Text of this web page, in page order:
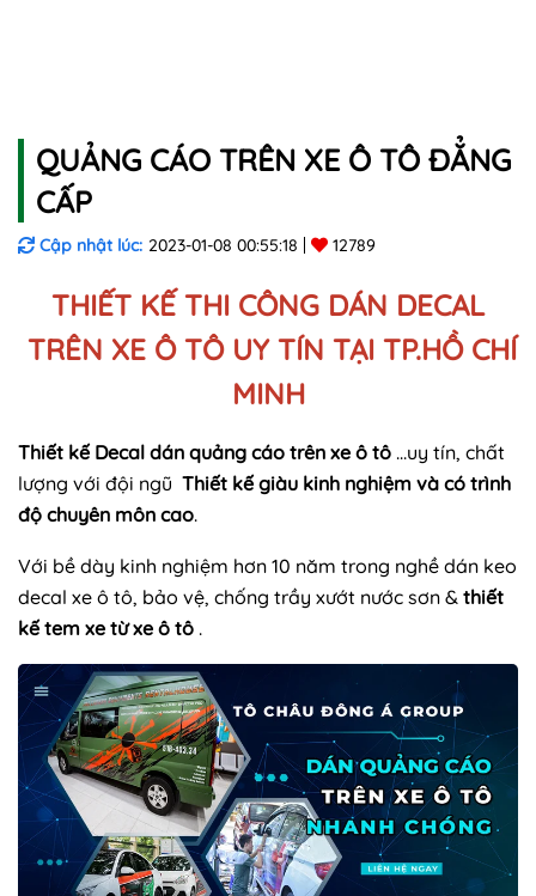
QUẢNG CÁO TRÊN XE Ô TÔ ĐẲNG
CẤP
Cập nhật lúc: 2023-01-08 00:55:18 12789
THIẾT KẾ THI CÔNG DÁN DECAL
TRÊN XE Ô TÔ UY TÍN TẠI TP.HỒ CHÍ
MINH
Thiết kế Decal dán quảng cáo trên xe ô tô ...uy tín, chất
lượng với đội ngũ Thiết kế giàu kinh nghiệm và có trình
độ chuyên môn cao.
Với bề dày kinh nghiệm hơn 10 năm trong nghề dán keo
decal xe ô tô, bảo vệ, chống trầy xướt nước sơn & thiết
kế tem xe từ xe ô tô .